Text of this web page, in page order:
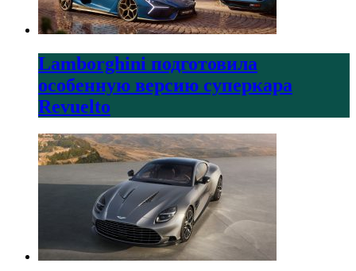
Lamborghini подготовила
особенную версию суперкара
Revuelto